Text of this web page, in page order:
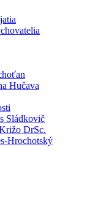
Hučava
Sládkovič
DrSc.
Hrochotský